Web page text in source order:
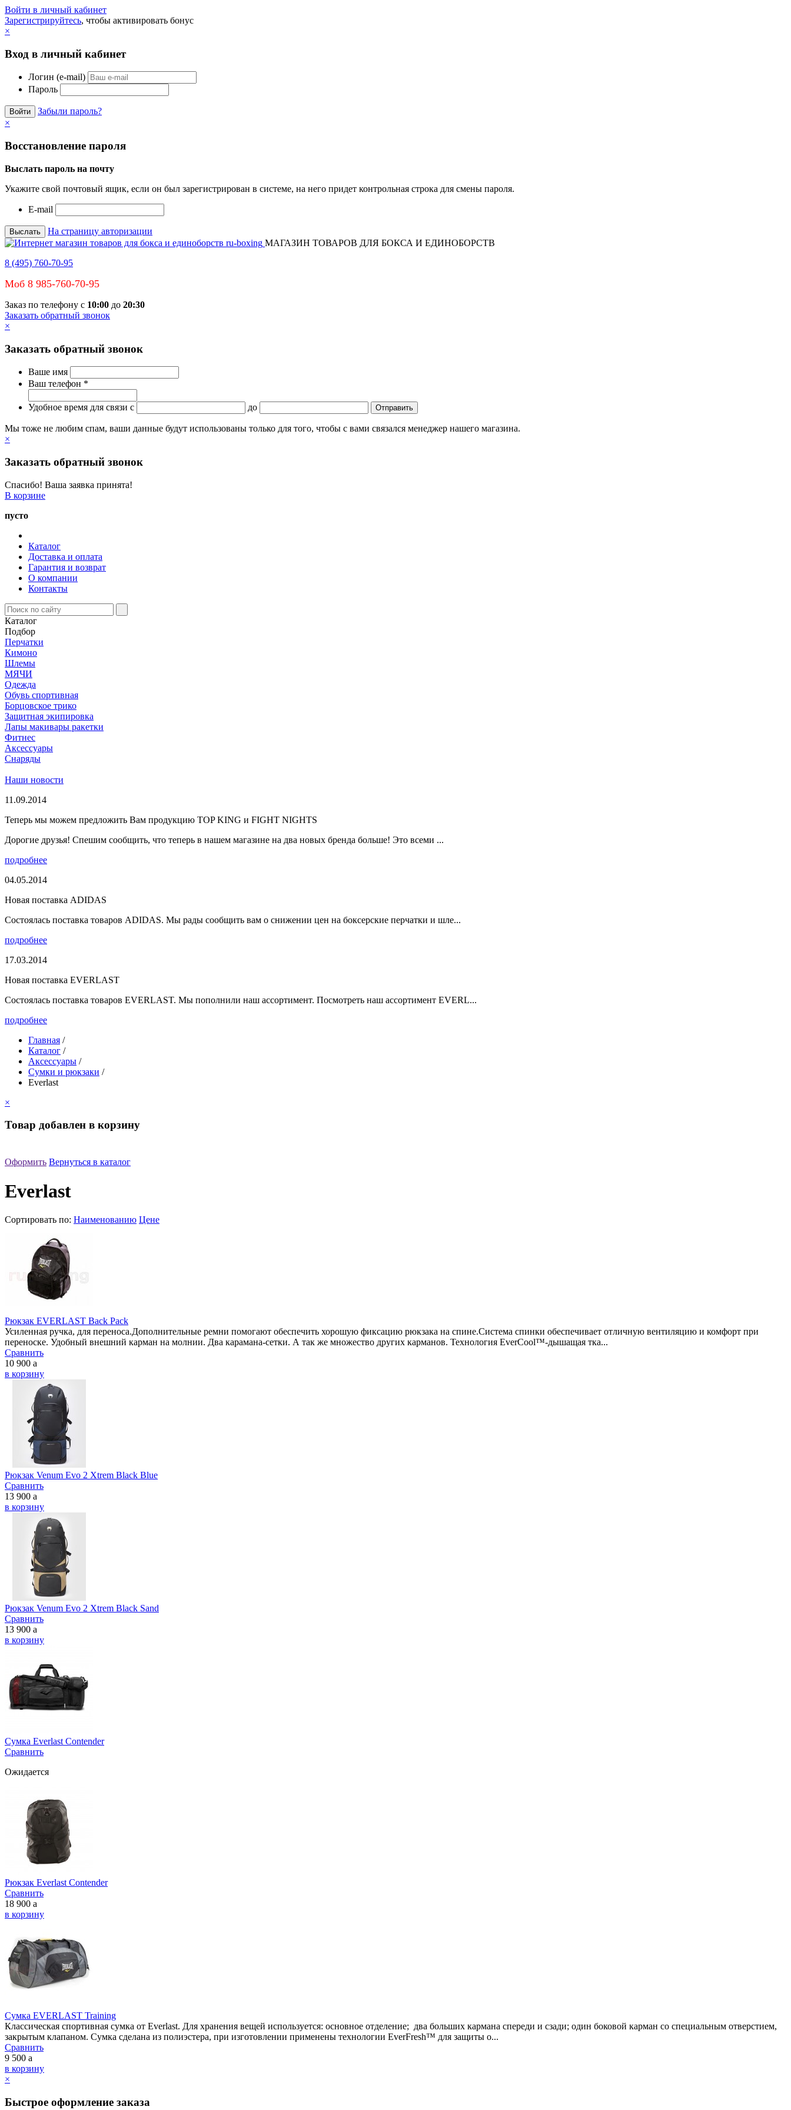
Войти в личный кабинет
Зарегистрируйтесь, чтобы активировать бонус
×
Вход в личный кабинет
Логин (e-mail)
Пароль
Забыли пароль?
×
Восстановление пароля
Выслать пароль на почту
Укажите свой почтовый ящик, если он был зарегистрирован в системе, на него придет контрольная строка для смены пароля.
E-mail
На страницу авторизации
МАГАЗИН ТОВАРОВ ДЛЯ БОКСА И ЕДИНОБОРСТВ
8 (495) 760-70-95
Моб 8 985-760-70-95
Заказ по телефону с 10:00 до 20:30
Заказать обратный звонок
×
Заказать обратный звонок
Ваше имя
Ваш телефон *
Удобное время для связи c до
Мы тоже не любим спам, ваши данные будут использованы только для того, чтобы с вами связался менеджер нашего магазина.
×
Заказать обратный звонок
Спасибо! Ваша заявка принята!
В корзине
пусто
Каталог
Доставка и оплата
Гарантия и возврат
О компании
Контакты
Каталог
Подбор
Перчатки
Кимоно
Шлемы
МЯЧИ
Одежда
Обувь спортивная
Борцовское трико
Защитная экипировка
Лапы макивары ракетки
Фитнес
Аксессуары
Снаряды
Наши новости
11.09.2014
Теперь мы можем предложить Вам продукцию TOP KING и FIGHT NIGHTS
Дорогие друзья! Спешим сообщить, что теперь в нашем магазине на два новых бренда больше! Это всеми ...
подробнее
04.05.2014
Новая поставка ADIDAS
Состоялась поставка товаров ADIDAS. Мы рады сообщить вам о снижении цен на боксерские перчатки и шле...
подробнее
17.03.2014
Новая поставка EVERLAST
Состоялась поставка товаров EVERLAST. Мы пополнили наш ассортимент. Посмотреть наш ассортимент EVERL...
подробнее
Главная /
Каталог /
Аксессуары /
Сумки и рюкзаки /
Everlast
×
Товар добавлен в корзину
Оформить Вернуться в каталог
Everlast
Сортировать по: Наименованию Цене
Рюкзак EVERLAST Back Pack
Усиленная ручка, для переноса.Дополнительные ремни помогают обеспечить хорошую фиксацию рюкзака на спине.Система спинки обеспечивает отличную вентиляцию и комфорт при
переноске. Удобный внешний карман на молнии. Два карамана-сетки. А так же множество других карманов. Технология EverCool™-дышащая тка...
Сравнить
10 900 a
в корзину
Рюкзак Venum Evo 2 Xtrem Black Blue
Сравнить
13 900 a
в корзину
Рюкзак Venum Evo 2 Xtrem Black Sand
Сравнить
13 900 a
в корзину
Сумка Everlast Contender
Сравнить
Ожидается
Рюкзак Everlast Contender
Сравнить
18 900 a
в корзину
Сумка EVERLAST Training
Классическая спортивная сумка от Everlast. Для хранения вещей используется: основное отделение; два больших кармана спереди и сзади; один боковой карман со специальным отверстием,
закрытым клапаном. Сумка сделана из полиэстера, при изготовлении применены технологии EverFresh™ для защиты о...
Сравнить
9 500 a
в корзину
×
Быстрое оформление заказа